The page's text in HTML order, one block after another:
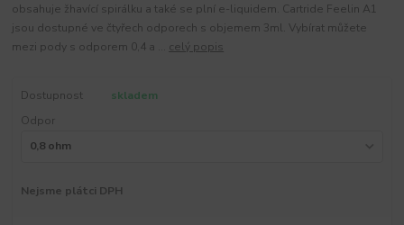
obsahuje žhavící spirálku a také se plní e-liquidem. Cartride Feelin A1
jsou dostupné ve čtyřech odporech s objemem 3ml. Vybírat můžete
mezi pody s odporem 0,4 a ... celý popis
Dostupnost
skladem
Odpor
Nejsme plátci DPH